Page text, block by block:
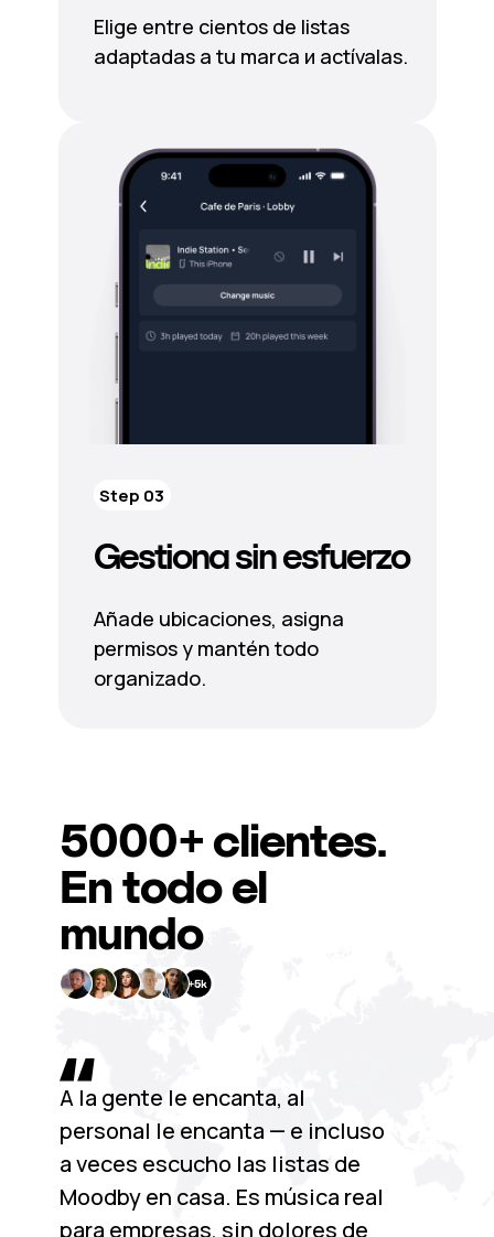
Elige entre cientos de listas
adaptadas a tu marca и actívalas.
Gestiona sin esfuerzo
Añade ubicaciones, asigna
permisos y mantén todo
organizado.
Step 03
A la gente le encanta, al
personal le encanta — e incluso
a veces escucho las listas de
Moodby en casa. Es música real
para empresas, sin dolores de
5000+ clientes.
En todo el
mundo